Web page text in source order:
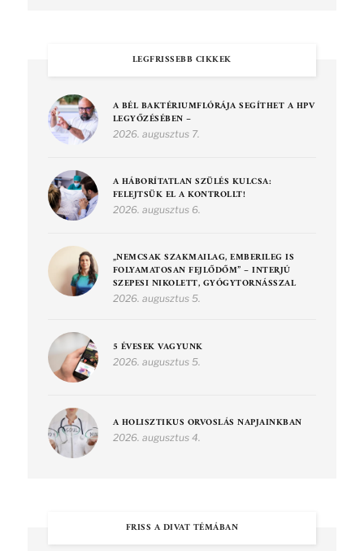
LEGFRISSEBB CIKKEK
A BÉL BAKTÉRIUMFLÓRÁJA SEGÍTHET A HPV
LEGYŐZÉSÉBEN –
2026. augusztus 7.
A HÁBORÍTATLAN SZÜLÉS KULCSA:
FELEJTSÜK EL A KONTROLLT!
2026. augusztus 6.
„NEMCSAK SZAKMAILAG, EMBERILEG IS
FOLYAMATOSAN FEJLŐDŐM” – INTERJÚ
SZEPESI NIKOLETT, GYÓGYTORNÁSSZAL
2026. augusztus 5.
5 ÉVESEK VAGYUNK
2026. augusztus 5.
A HOLISZTIKUS ORVOSLÁS NAPJAINKBAN
2026. augusztus 4.
FRISS A DIVAT TÉMÁBAN